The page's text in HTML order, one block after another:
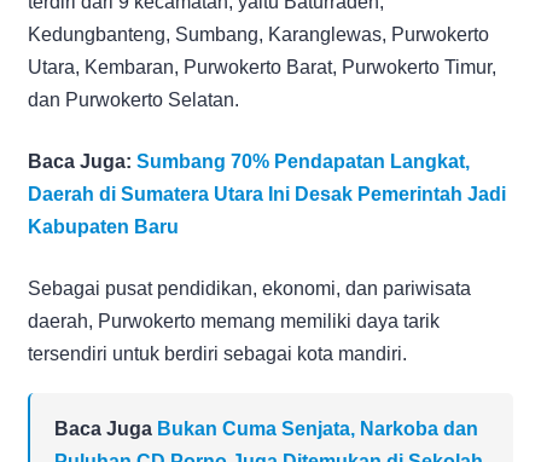
Kedungbanteng, Sumbang, Karanglewas, Purwokerto
Utara, Kembaran, Purwokerto Barat, Purwokerto Timur,
dan Purwokerto Selatan.
Baca Juga: Sumbang 70% Pendapatan Langkat,
Daerah di Sumatera Utara Ini Desak Pemerintah Jadi
Kabupaten Baru
Sebagai pusat pendidikan, ekonomi, dan pariwisata
daerah, Purwokerto memang memiliki daya tarik
tersendiri untuk berdiri sebagai kota mandiri.
Baca Juga Bukan Cuma Senjata, Narkoba dan